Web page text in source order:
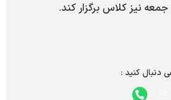
نیز کلاس برگزار کند.
دنبال کنید :